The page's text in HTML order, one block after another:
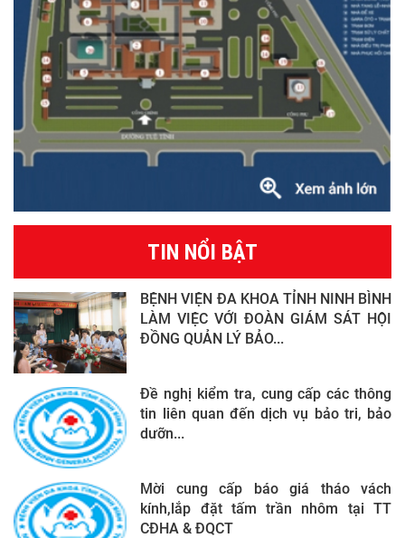
TIN NỔI BẬT
BỆNH VIỆN ĐA KHOA TỈNH NINH BÌNH
LÀM VIỆC VỚI ĐOÀN GIÁM SÁT HỘI
ĐỒNG QUẢN LÝ BẢO...
Đề nghị kiểm tra, cung cấp các thông
tin liên quan đến dịch vụ bảo tri, bảo
dưỡn...
Mời cung cấp báo giá tháo vách
kính,lắp đặt tấm trần nhôm tại TT
CĐHA & ĐQCT